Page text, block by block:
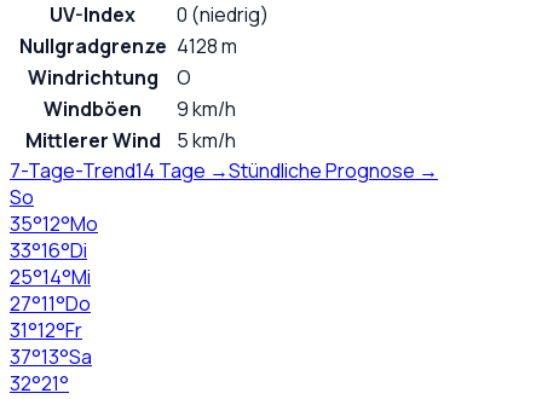
UV-Index
0 (niedrig)
Nullgradgrenze 4128 m
Windrichtung
O
Windböen
9 km/h
Mittlerer Wind
5 km/h
7-Tage-Trend14 Tage →Stündliche Prognose →
So
35°12°Mo
33°16°Di
25°14°Mi
27°11°Do
31°12°Fr
37°13°Sa
32°21°